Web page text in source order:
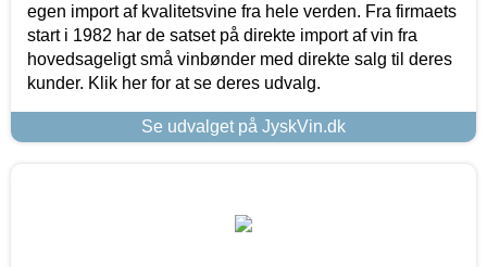
egen import af kvalitetsvine fra hele verden. Fra firmaets
start i 1982 har de satset på direkte import af vin fra
hovedsageligt små vinbønder med direkte salg til deres
kunder. Klik her for at se deres udvalg.
Se udvalget på JyskVin.dk